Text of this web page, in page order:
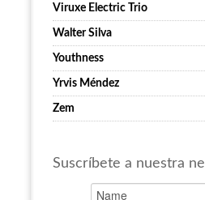
Viruxe Electric Trio
Walter Silva
Youthness
Yrvis Méndez
Zem
Suscríbete a nuestra